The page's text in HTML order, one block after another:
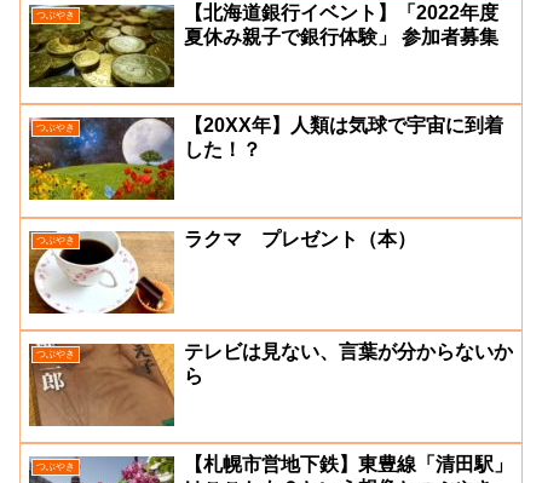
つぶやき
【北海道銀行イベント】「2022年度
夏休み親子で銀行体験」 参加者募集
つぶやき
【20XX年】人類は気球で宇宙に到着
した！？
つぶやき ラクマ プレゼント（本）
つぶやき
テレビは見ない、言葉が分からないか
ら
つぶやき
【札幌市営地下鉄】東豊線「清田駅」